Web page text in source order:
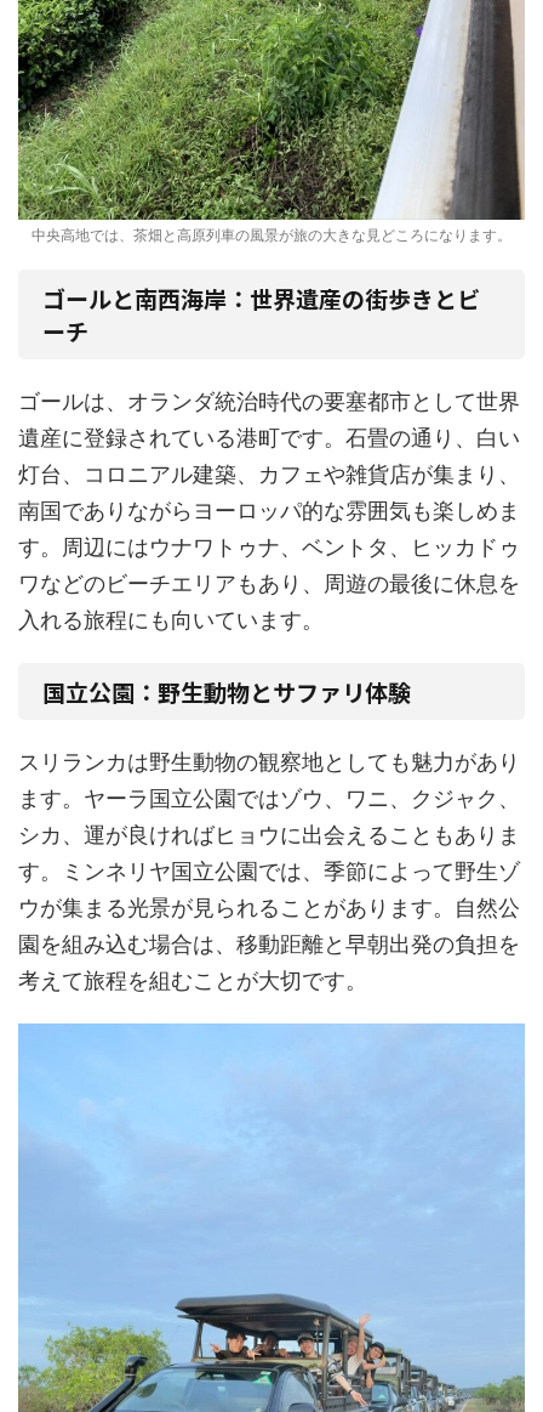
中央高地では、茶畑と高原列車の風景が旅の大きな見どころになります。
ゴールと南西海岸：世界遺産の街歩きとビ
ーチ
ゴールは、オランダ統治時代の要塞都市として世界
遺産に登録されている港町です。石畳の通り、白い
灯台、コロニアル建築、カフェや雑貨店が集まり、
南国でありながらヨーロッパ的な雰囲気も楽しめま
す。周辺にはウナワトゥナ、ベントタ、ヒッカドゥ
ワなどのビーチエリアもあり、周遊の最後に休息を
入れる旅程にも向いています。
国立公園：野生動物とサファリ体験
スリランカは野生動物の観察地としても魅力があり
ます。ヤーラ国立公園ではゾウ、ワニ、クジャク、
シカ、運が良ければヒョウに出会えることもありま
す。ミンネリヤ国立公園では、季節によって野生ゾ
ウが集まる光景が見られることがあります。自然公
園を組み込む場合は、移動距離と早朝出発の負担を
考えて旅程を組むことが大切です。